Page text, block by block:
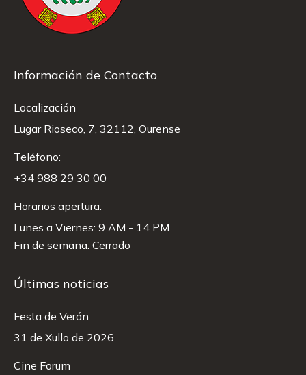
Información de Contacto
Localización
Lugar Rioseco, 7, 32112, Ourense
Teléfono:
+34 988 29 30 00
Horarios apertura:
Lunes a Viernes: 9 AM - 14 PM
Fin de semana: Cerrado
Últimas noticias
Festa de Verán
31 de Xullo de 2026
Cine Forum